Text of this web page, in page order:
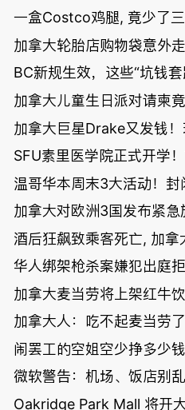
一盒Costco鸡腿, 竟少了
加拿大轮胎店购物袋意外
BC新规生效，这些“坑钱套
加拿大儿童生日派对请柬竟
加拿大巨星Drake又发钱
SFU素里医学院正式开学
温哥华本周末3大活动！封
加拿大对欧洲3国发布紧急
酒后狂飙致乘客死亡, 加拿
华人绑架枪杀案嫌犯出庭
加拿大麦当劳将上架红牛饮
加拿大人：吃不起麦当劳
闹罢工的空姐空少挣多少
微软警告：机场、饭店别
Oakridge Park Mall 将开